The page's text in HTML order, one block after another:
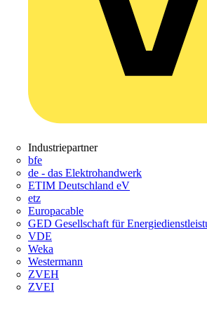
Industriepartner
bfe
de - das Elektrohandwerk
ETIM Deutschland eV
etz
Europacable
GED Gesellschaft für
VDE
Weka
Westermann
ZVEH
ZVEI